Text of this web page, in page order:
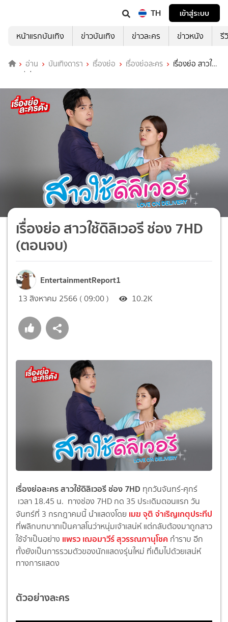
TH
เข้าสู่ระบบ
หน้าแรกบันเทิง
ข่าวบันเทิง ข่าวละคร ข่าวหนัง รี
อ่าน บันเทิงดารา เรื่องย่อ เรื่องย่อละคร
เรื่องย่อ สาวใช้ดิ
ลิเวอรี ช่อง 7HD (ตอนจบ)
เรื่องย่อ สาวใช้ดิลิเวอรี ช่อง 7HD
(ตอนจบ)
EntertainmentReport1
13 สิงหาคม 2566 ( 09:00 ) 10.2K
เรื่องย่อละคร สาวใช้ดิลิเวอรี ช่อง 7HD ทุกวันจันทร์-ศุกร์
เวลา 18.45 น. ทางช่อง 7HD กด 35 ประเดิมตอนแรก วัน
จันทร์ที่ 3 กรกฎาคมนี้ นำแสดงโดย เมฆ จุติ จำเริญเกตุประทีป
ที่พลิกบทบาทเป็นคาสโนว่าหนุ่มเจ้าเสน่ห์ แต่กลับต้องมาถูกสาว
ใช้จำเป็นอย่าง แพรว เฌอมาวีร์ สุวรรณภานุโชค กำราบ อีก
ทั้งยังเป็นการรวมตัวของนักแสดงรุ่นใหม่ ที่เต็มไปด้วยเสน่ห์
ทางการแสดง
ตัวอย่างละคร